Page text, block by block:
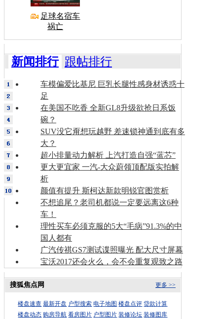
足球名宿车
祸亡
新闻排行 跟帖排行
车模偏爱比基尼 巨乳长腿性感身材诱惑十
足
在美国不吃香 全新GL8升级欲抢日系饭
碗？
SUV没它甭想玩越野 差速锁神通到底有多
大？
超小排量动力解析 上汽打造自强“蓝芯”
更大更宜家 一汽-大众蔚领顶配版实拍解
析
颜值有提升 斯柯达新款明锐官图赏析
不想追尾？老司机都说一定要远离这6种
车！
理性买车必须克服的5大“毛病”91.3%的中
国人都有
广汽传祺GS7测试谍照曝光 配大尺寸屏幕
宝沃2017还会火么，会不会重复观致之路
更多 >>
搜狐焦点网
楼盘速查 最新开盘 户型搜索 电子地图 楼盘点评 贷款计算
楼盘动态 购房导航 看房图片 户型图片 装修论坛 装修图库